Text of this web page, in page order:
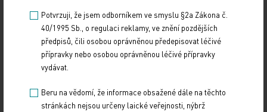
Sdílejte článek
Potvrzuji, že jsem odborníkem ve smyslu §2a Zákona č.
40/1995 Sb., o regulaci reklamy, ve znění pozdějších
předpisů, čili osobou oprávněnou předepisovat léčivé
přípravky nebo osobou oprávněnou léčivé přípravky
vydávat.
Beru na vědomí, že informace obsažené dále na těchto
stránkách nejsou určeny laické veřejnosti, nýbrž